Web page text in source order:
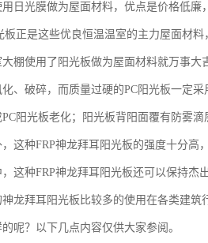
用日光膜做为屋面材料，优点是价格低廉
板正是这些优良恒温温室的主力屋面材
棚使用了阳光板做为屋面材料就万事
、破碎，而质量过硬的PC阳光板一定
阳光板老化；阳光板背阳面覆有防雾
，这种FRP神龙拜耳阳光板的强度十分
这种FRP神龙拜耳阳光板还可以保持杰
龙拜耳阳光板比较多的使用在各类建
的呢？以下几点内容仅供大家参阅。